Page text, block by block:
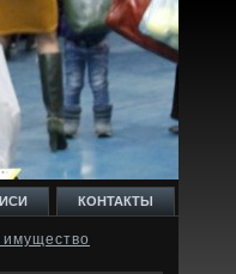
КОНТАКТЫ